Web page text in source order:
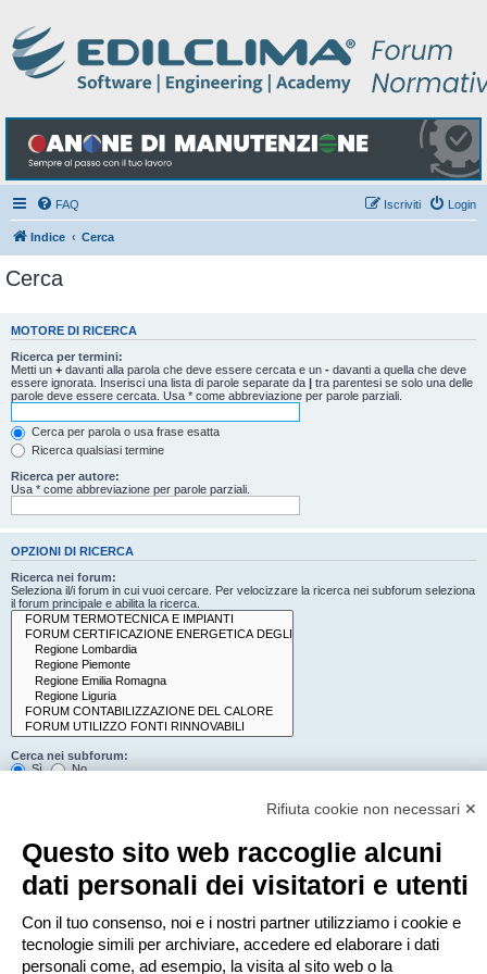
FAQ Login
Iscriviti
Indice Cerca
Cerca
MOTORE DI RICERCA
Ricerca per termini:
Metti un + davanti alla parola che deve essere cercata e un - davanti a quella che deve
essere ignorata. Inserisci una lista di parole separate da | tra parentesi se solo una delle
parole deve essere cercata. Usa * come abbreviazione per parole parziali.
Cerca per parola o usa frase esatta
Ricerca qualsiasi termine
Ricerca per autore:
Usa * come abbreviazione per parole parziali.
OPZIONI DI RICERCA
Ricerca nei forum:
Seleziona il/i forum in cui vuoi cercare. Per velocizzare la ricerca nei subforum seleziona
il forum principale e abilita la ricerca.
Cerca nei subforum:
Sì
No
Solo tra i titoli degli argomenti
Solo il primo messaggio dell’argomento
Mostra i risultati come:
Messaggi
Argomenti
Ordina risultati per:
Crescente
Decrescente
Rifiuta cookie non necessari ✕
Questo sito web raccoglie alcuni
dati personali dei visitatori e utenti
Con il tuo consenso, noi e i nostri partner utilizziamo i cookie e
tecnologie simili per archiviare, accedere ed elaborare i dati
personali come, ad esempio, la visita al sito web o la